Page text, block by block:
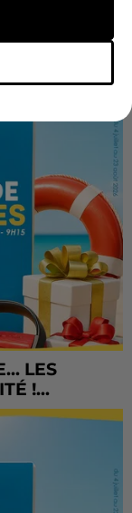
LES
!...